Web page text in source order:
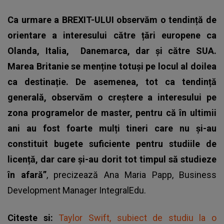
Ca urmare a BREXIT-ULUI observăm o tendință de
orientare a interesului către țări europene ca
Olanda, Italia, Danemarca, dar și către SUA.
Marea Britanie se menține totuși pe locul al doilea
ca destinație. De asemenea, tot ca tendință
generală, observăm o creștere a interesului pe
zona programelor de master, pentru că în ultimii
ani au fost foarte mulți tineri care nu și-au
constituit bugete suficiente pentru studiile de
licență, dar care și-au dorit tot timpul să studieze
în afară”, precizează Ana Maria Papp, Business
Development Manager IntegralEdu.
Citeste si: Taylor Swift, subiect de studiu la o